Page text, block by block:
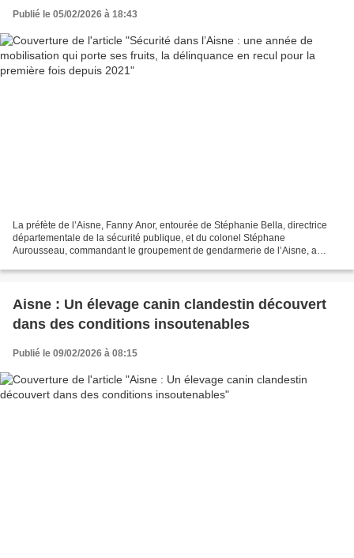
Publié le 05/02/2026 à 18:43
La préfète de l’Aisne, Fanny Anor, entourée de Stéphanie Bella, directrice
départementale de la sécurité publique, et du colonel Stéphane
Aurousseau, commandant le groupement de gendarmerie de l’Aisne, a
Aisne : Un élevage canin clandestin découvert
dans des conditions insoutenables
Publié le 09/02/2026 à 08:15